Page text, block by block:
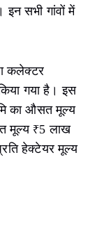
सभी गांवों में
कलेक्टर
गया है। इस
का औसत मूल्य
मूल्य ₹5 लाख
हेक्टेयर मूल्य